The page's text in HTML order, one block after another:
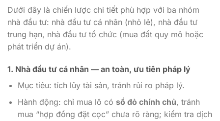
Dưới đây là chiến lược chi tiết phù hợp với ba nhóm
nhà đầu tư: nhà đầu tư cá nhân (nhỏ lẻ), nhà đầu tư
trung hạn, nhà đầu tư tổ chức (mua đất quy mô hoặc
phát triển dự án).
1. Nhà đầu tư cá nhân — an toàn, ưu tiên pháp lý
Mục tiêu: tích lũy tài sản, tránh rủi ro pháp lý.
Hành động: chỉ mua lô có sổ đỏ chính chủ, tránh
mua “hợp đồng đặt cọc” chưa rõ ràng; kiểm tra dịch